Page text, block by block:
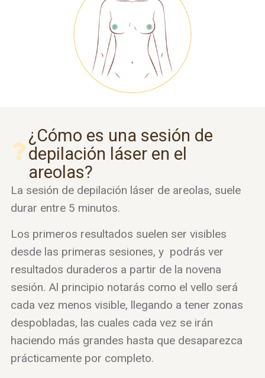
¿Cómo es una sesión de
depilación láser en el
areolas?
La sesión de depilación láser de areolas, suele
durar entre 5 minutos.
Los primeros resultados suelen ser visibles
desde las primeras sesiones, y podrás ver
resultados duraderos a partir de la novena
sesión. Al principio notarás como el vello será
cada vez menos visible, llegando a tener zonas
despobladas, las cuales cada vez se irán
haciendo más grandes hasta que desaparezca
prácticamente por completo.